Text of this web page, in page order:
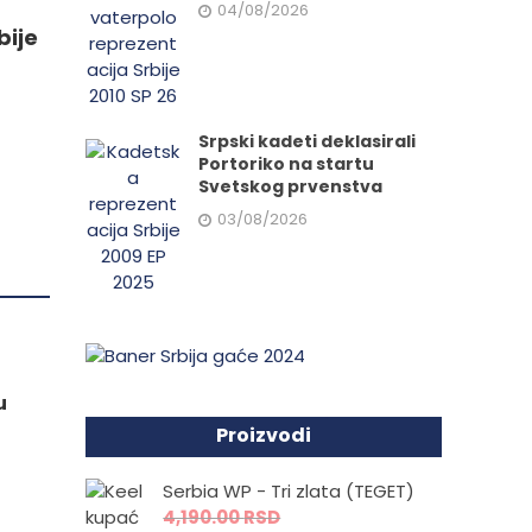
04/08/2026
Srpski kadeti deklasirali
Portoriko na startu
Svetskog prvenstva
03/08/2026
Proizvodi
Serbia WP - Tri zlata (TEGET)
4,190.00RSD